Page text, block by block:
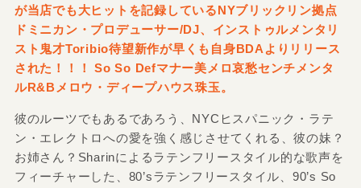
が当店でも大ヒットを記録しているNYブリックリン拠点
ドミニカン・プロデューサー/DJ、インストゥルメンタリ
スト鬼才Toribio待望新作が早くも自身BDAよりリリース
された！！！ So So Defマナー美メロ哀愁センチメンタ
ルR&Bメロウ・ディープハウス珠玉。
彼のルーツでもあるであろう、NYCヒスパニック・ラテ
ン・エレクトロへの愛を強く感じさせてくれる、彼の妹？
お姉さん？Sharinによるラテンフリースタイル的な歌声を
フィーチャーした、80’sラテンフリースタイル、90’s So